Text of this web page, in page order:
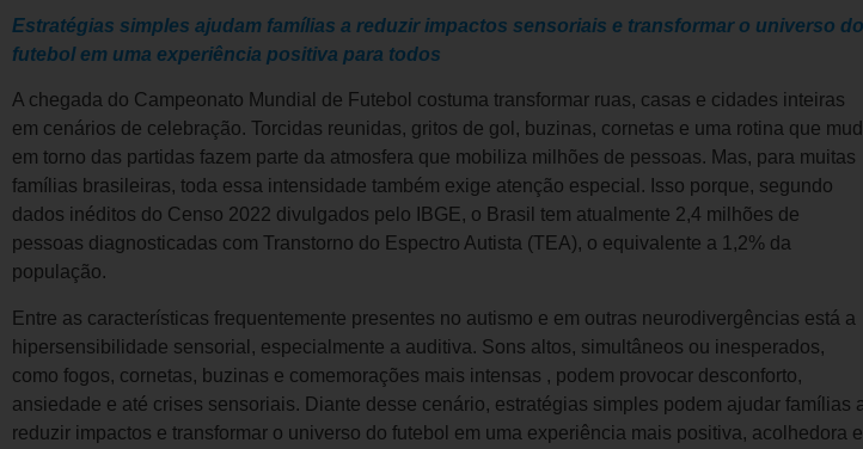
Estratégias simples ajudam famílias a reduzir impactos sensoriais e transformar o universo do
futebol em uma experiência positiva para todos
A chegada do Campeonato Mundial de Futebol costuma transformar ruas, casas e cidades inteiras
em cenários de celebração. Torcidas reunidas, gritos de gol, buzinas, cornetas e uma rotina que
em torno das partidas fazem parte da atmosfera que mobiliza milhões de pessoas. Mas, para muitas
famílias brasileiras, toda essa intensidade também exige atenção especial. Isso porque, segundo
dados inéditos do Censo 2022 divulgados pelo IBGE, o Brasil tem atualmente 2,4 milhões de
pessoas diagnosticadas com Transtorno do Espectro Autista (TEA), o equivalente a 1,2% da
população.
Entre as características frequentemente presentes no autismo e em outras neurodivergências está a
hipersensibilidade sensorial, especialmente a auditiva. Sons altos, simultâneos ou inesperados,
como fogos, cornetas, buzinas e comemorações mais intensas , podem provocar desconforto,
ansiedade e até crises sensoriais. Diante desse cenário, estratégias simples podem ajudar famílias
reduzir impactos e transformar o universo do futebol em uma experiência mais positiva, acolhedora e